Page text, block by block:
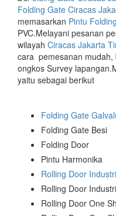
Folding Gate Ciracas
memasarkan Pintu
PVC.Melayani pesanan
wilayah Ciracas Jakarta
cara pemesanan mudah,
ongkos Survey
yaitu sebagai berikut
Folding Gate
Folding Gate Besi
Folding Door
Pintu Harmonika
Rolling Door Industri
Rolling Door
Rolling Door One